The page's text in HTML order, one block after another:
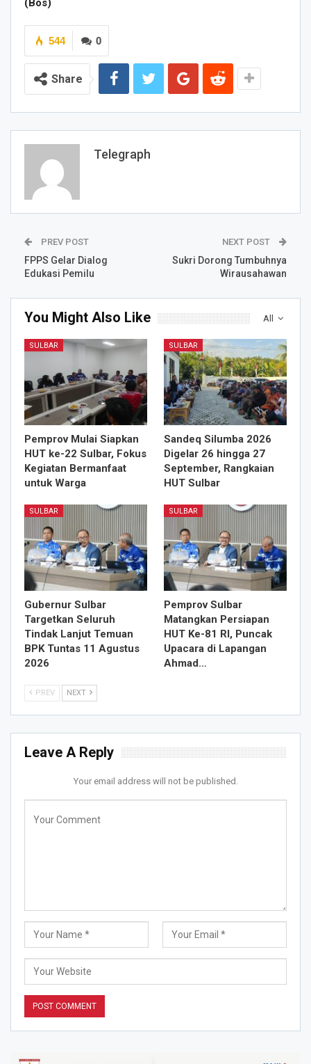
(Bos)
0
544
Share
Telegraph
PREV POST
FPPS Gelar Dialog
Edukasi Pemilu
NEXT POST
Sukri Dorong Tumbuhnya
Wirausahawan
All
You Might Also Like
SULBAR
Pemprov Mulai Siapkan
HUT ke-22 Sulbar, Fokus
Kegiatan Bermanfaat
untuk Warga
SULBAR
Sandeq Silumba 2026
Digelar 26 hingga 27
September, Rangkaian
HUT Sulbar
SULBAR
Gubernur Sulbar
Targetkan Seluruh
Tindak Lanjut Temuan
BPK Tuntas 11 Agustus
2026
SULBAR
Pemprov Sulbar
Matangkan Persiapan
HUT Ke-81 RI, Puncak
Upacara di Lapangan
Ahmad…
PREV NEXT
Leave A Reply
Your email address will not be published.